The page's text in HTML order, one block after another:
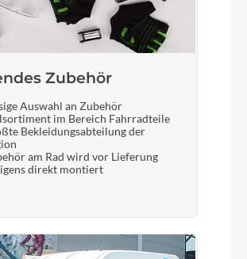
Zubehör
Auswahl an Zubehör
im Bereich Fahrradteile
Bekleidungsabteilung der
am Rad wird vor Lieferung
direkt montiert